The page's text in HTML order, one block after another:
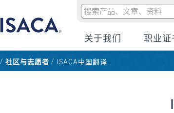
关于我们 职业证
/ 社区与志愿者 / ISACA中国翻译..